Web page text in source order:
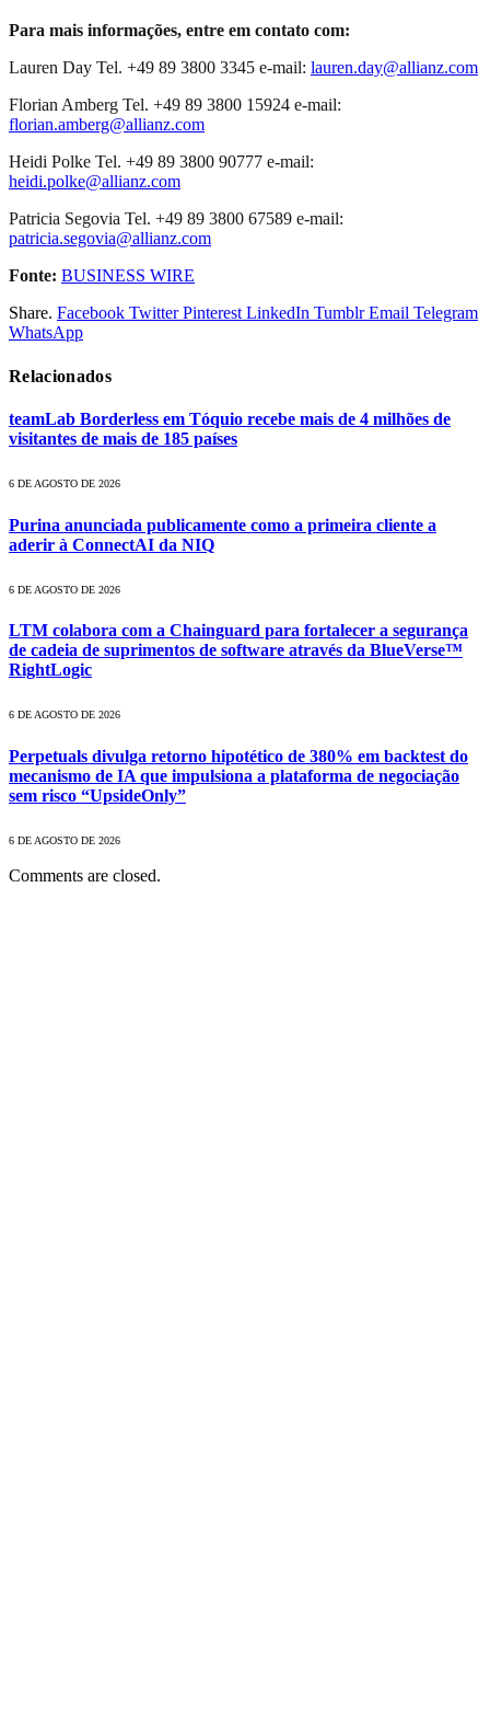
Para mais informações, entre em contato com:
Lauren Day Tel. +49 89 3800 3345 e-mail: lauren.day@allianz.com
Florian Amberg Tel. +49 89 3800 15924 e-mail:
florian.amberg@allianz.com
Heidi Polke Tel. +49 89 3800 90777 e-mail:
heidi.polke@allianz.com
Patricia Segovia Tel. +49 89 3800 67589 e-mail:
patricia.segovia@allianz.com
Fonte: BUSINESS WIRE
Share. Facebook Twitter Pinterest LinkedIn Tumblr Email Telegram
WhatsApp
Relacionados
teamLab Borderless em Tóquio recebe mais de 4 milhões de
visitantes de mais de 185 países
6 DE AGOSTO DE 2026
Purina anunciada publicamente como a primeira cliente a
aderir à ConnectAI da NIQ
6 DE AGOSTO DE 2026
LTM colabora com a Chainguard para fortalecer a segurança
de cadeia de suprimentos de software através da BlueVerse™
RightLogic
6 DE AGOSTO DE 2026
Perpetuals divulga retorno hipotético de 380% em backtest do
mecanismo de IA que impulsiona a plataforma de negociação
sem risco “UpsideOnly”
6 DE AGOSTO DE 2026
Comments are closed.